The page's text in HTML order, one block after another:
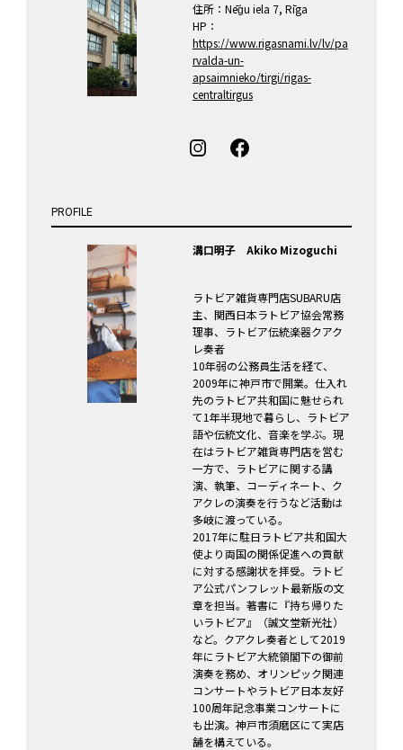
住所：Nēģu iela 7, Rīga
HP：
https://www.rigasnami.lv/lv/pa
rvalda-un-
apsaimnieko/tirgi/rigas-
centraltirgus
PROFILE
溝口明子 Akiko Mizoguchi
ラトビア雑貨専門店SUBARU店
主、関西日本ラトビア協会常務
理事、ラトビア伝統楽器クアク
レ奏者
10年弱の公務員生活を経て、
2009年に神戸市で開業。仕入れ
先のラトビア共和国に魅せられ
て1年半現地で暮らし、ラトビア
語や伝統文化、音楽を学ぶ。現
在はラトビア雑貨専門店を営む
一方で、ラトビアに関する講
演、執筆、コーディネート、ク
アクレの演奏を行うなど活動は
多岐に渡っている。
2017年に駐日ラトビア共和国大
使より両国の関係促進への貢献
に対する感謝状を拝受。ラトビ
ア公式パンフレット最新版の文
章を担当。著書に『持ち帰りた
いラトビア』（誠文堂新光社）
など。クアクレ奏者として2019
年にラトビア大統領閣下の御前
演奏を務め、オリンピック関連
コンサートやラトビア日本友好
100周年記念事業コンサートに
も出演。神戸市須磨区にて実店
舗を構えている。